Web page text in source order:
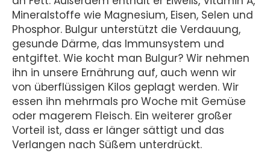
Mineralstoffe wie Magnesium, Eisen, Selen und
Phosphor. Bulgur unterstützt die Verdauung,
gesunde Därme, das Immunsystem und
entgiftet. Wie kocht man Bulgur? Wir nehmen
ihn in unsere Ernährung auf, auch wenn wir
von überflüssigen Kilos geplagt werden. Wir
essen ihn mehrmals pro Woche mit Gemüse
oder magerem Fleisch. Ein weiterer großer
Vorteil ist, dass er länger sättigt und das
Verlangen nach Süßem unterdrückt.